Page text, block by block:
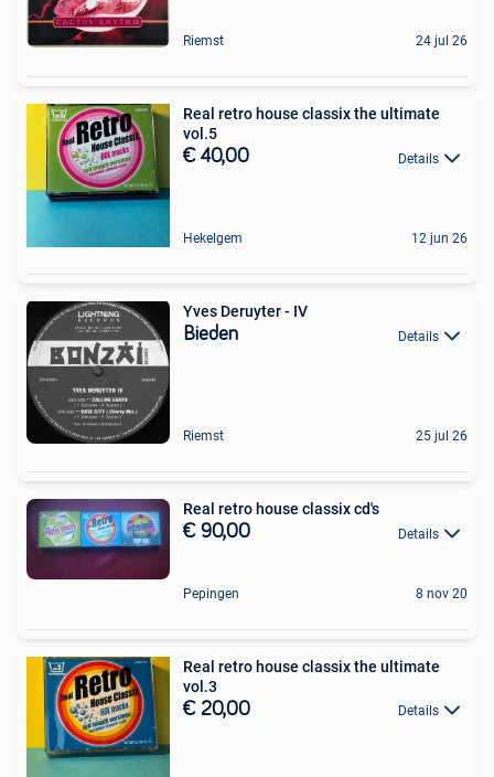
Riemst 24 jul 26
Real retro house classix the ultimate
vol.5
€ 40,00 Details
Hekelgem 12 jun 26
Yves Deruyter - IV
Bieden Details
Riemst 25 jul 26
Real retro house classix cd's
€ 90,00 Details
Pepingen 8 nov 20
Real retro house classix the ultimate
vol.3
€ 20,00 Details